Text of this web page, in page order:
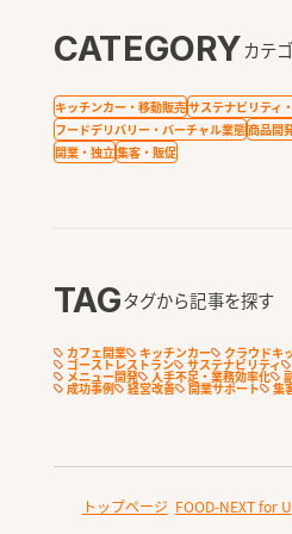
CATEGORYカテ
キッチンカー・移動販売サステナビリティ
フードデリバリー・バーチャル業態商品開
開業・独立集客・販促
TAGタグから記事を探す
カフェ開業 キッチンカー クラウドキ
ゴーストレストラン サステナビリティ
メニュー開発 人手不足・業務効率化
成功事例 経営改善 開業サポート 集
トップページ FOOD-NEXT for U